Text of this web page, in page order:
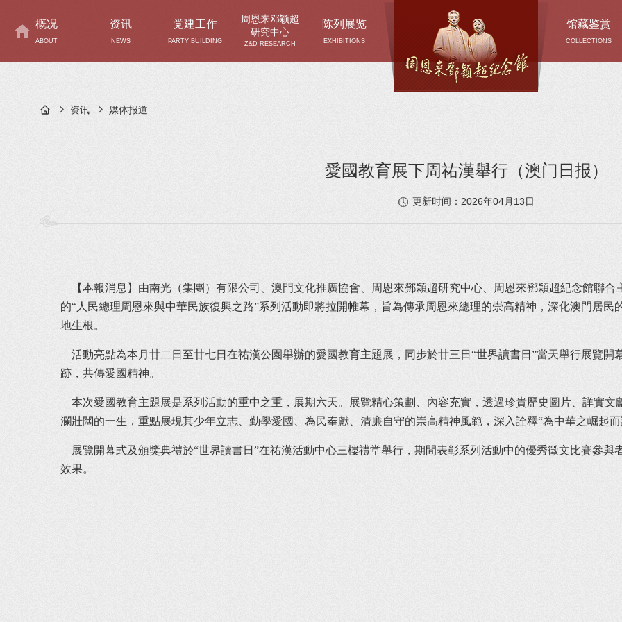
概况
ABOUT
资讯
NEWS
党建工作
PARTY BUILDING
周恩来邓颖超
研究中心
Z&D RESEARCH
陈列展览
EXHIBITIONS
馆藏鉴赏
COLLECTIONS
资讯 媒体报道
愛國教育展下周祐漢舉行（澳门日报）
更新时间： 2026年04月13日
的“人民總理周恩來與中華民族復興之路”系列活動即將拉開帷幕，旨為傳承周恩來總理的崇高精神，深化澳門居
地生根。
跡，共傳愛國精神。
瀾壯闊的一生，重點展現其少年立志、勤學愛國、為民奉獻、清廉自守的崇高精神風範，深入詮釋“為中華之崛起
效果。